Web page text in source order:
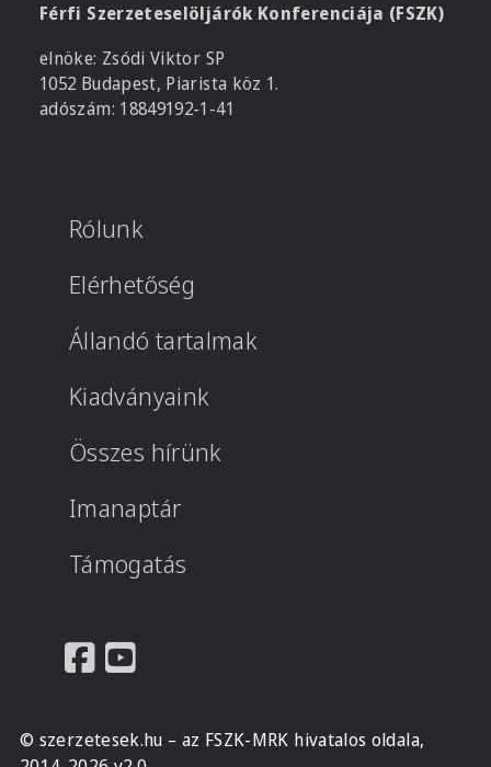
Férfi Szerzeteselöljárók Konferenciája (FSZK)
elnöke: Zsódi Viktor SP
1052 Budapest, Piarista köz 1.
adószám: 18849192-1-41
Rólunk
Elérhetőség
Állandó tartalmak
Kiadványaink
Összes hírünk
Imanaptár
Támogatás
© szerzetesek.hu – az FSZK-MRK hivatalos oldala,